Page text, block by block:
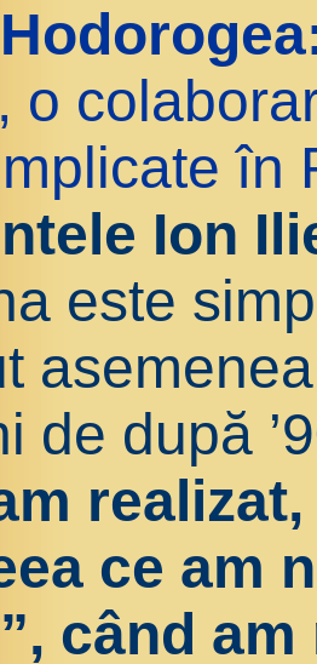
o
în
Ion
este
de după
ce am
când